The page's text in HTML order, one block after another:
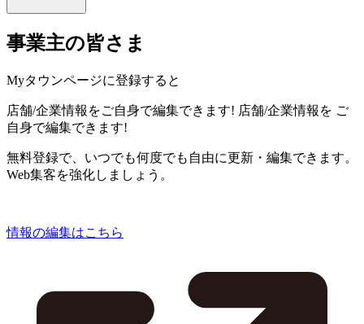
事業主の皆さま
Myタウンページに登録すると
店舗/企業情報をご自身で編集できます! 店舗/企業情報を ご
自身で編集できます!
無料登録で、いつでも何度でも自由に更新・編集できます。
Web集客を強化しましょう。
情報の編集はこちら